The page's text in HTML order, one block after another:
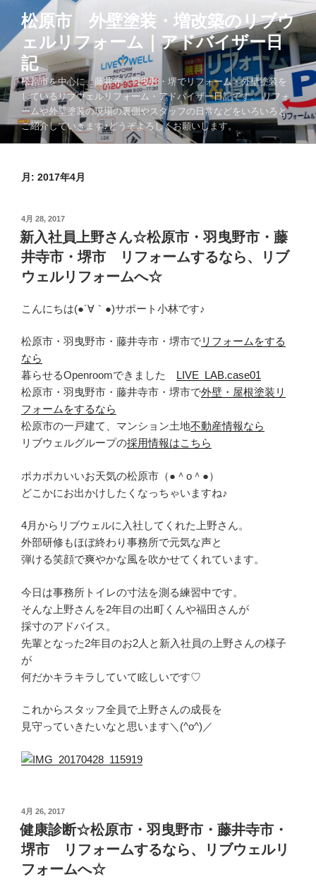
テ
ツ
へ
キ
ッ
松原市 外壁塗装・増改築のリブウ
ェルリフォーム｜アドバイザー日
記
松原市を中心に、藤井寺・羽曳野・堺でリフォーム・外壁塗装を
しているリブウェルリフォーム・アドバイザー日記です。 リフォ
ームや外壁塗装の現場の裏側やスタッフの日常などをいろいろと
ご紹介していきます♪どうぞよろしくお願いします。
月: 2017年4月
投
稿
日:
4月 28, 2017
新入社員上野さん☆松原市・羽曳野市・藤
井寺市・堺市 リフォームするなら、リブ
ウェルリフォームへ☆
こんにちは(●´∀｀●)サポート小林です♪
松原市・羽曳野市・藤井寺市・堺市でリフォームをする
なら
暮らせるOpenroomできました LIVE_LAB.case01
松原市・羽曳野市・藤井寺市・堺市で外壁・屋根塗装リ
フォームをするなら
松原市の一戸建て、マンション土地不動産情報なら
リブウェルグループの採用情報はこちら
ポカポカいいお天気の松原市（●＾o＾●）
どこかにお出かけしたくなっちゃいますね♪
4月からリブウェルに入社してくれた上野さん。
外部研修もほぼ終わり事務所で元気な声と
弾ける笑顔で爽やかな風を吹かせてくれています。
今日は事務所トイレの寸法を測る練習中です。
そんな上野さんを2年目の出町くんや福田さんが
採寸のアドバイス。
先輩となった2年目のお2人と新入社員の上野さんの様子
が
何だかキラキラしていて眩しいです♡
これからスタッフ全員で上野さんの成長を
見守っていきたいなと思います＼(^o^)／
投
稿
日:
4月 26, 2017
健康診断☆松原市・羽曳野市・藤井寺市・
堺市 リフォームするなら、リブウェルリ
フォームへ☆